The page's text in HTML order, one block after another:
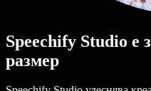
Speechify Studio е
размер